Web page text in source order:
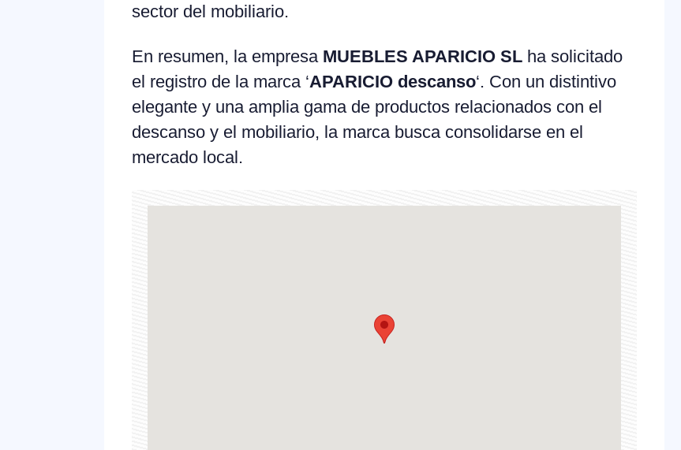
sector del mobiliario.
En resumen, la empresa MUEBLES APARICIO SL ha solicitado
el registro de la marca ‘APARICIO descanso‘. Con un distintivo
elegante y una amplia gama de productos relacionados con el
descanso y el mobiliario, la marca busca consolidarse en el
mercado local.